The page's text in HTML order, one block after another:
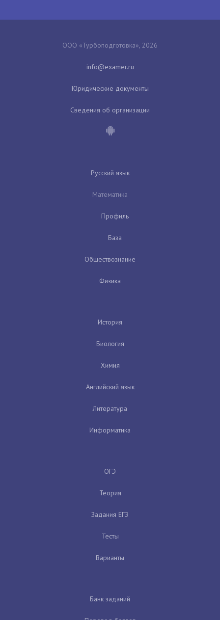
ООО «Турбоподготовка», 2026
Юридические документы
Сведения об организации
Русский язык
Математика
Профиль
База
Обществознание
Физика
История
Биология
Химия
Английский язык
Литература
Информатика
ОГЭ
Теория
Задания ЕГЭ
Тесты
Варианты
Банк заданий